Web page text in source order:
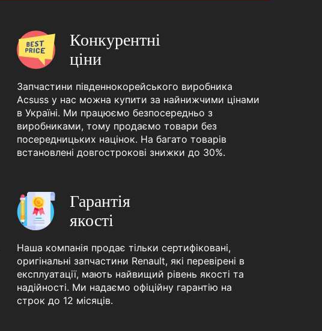
Конкурентнi
цiни
Запчастини південнокорейського виробника
Acsuss у нас можна купити за найнижчими цінами
в Україні. Ми працюємо безпосередньо з
виробниками, тому продаємо товари без
посередницьких націнок. На багато товарів
встановлені довгострокові знижки до 30%.
Гарантiя
якостi
Наша компанія продає тільки сертифіковані,
оригінальні запчастини Renault, які перевірені в
експлуатації, мають найвищий рівень якості та
надійності. Ми надаємо офіційну гарантію на
строк до 12 місяців.